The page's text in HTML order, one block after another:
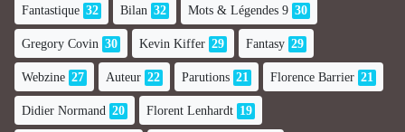
Fantastique 32 Bilan 32 Mots & Légendes 9 30
Gregory Covin 30 Kevin Kiffer 29 Fantasy 29
Webzine 27 Auteur 22 Parutions 21 Florence Barrier 21
Didier Normand 20 Florent Lenhardt 19